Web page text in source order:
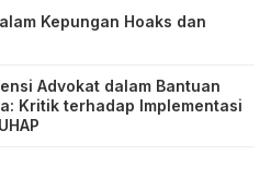
Kepungan Hoaks dan
Advokat dalam Bantuan
Kritik terhadap Implementasi